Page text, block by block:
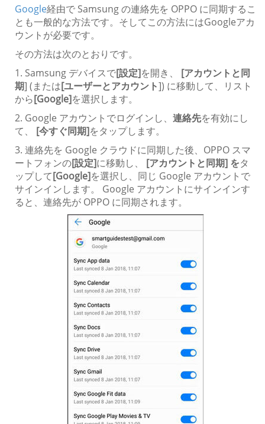
Google経由で Samsung の連絡先を OPPO に同期するこ
とも一般的な方法です。そしてこの方法にはGoogleアカ
ウントが必要です。
その方法は次のとおりです。
1. Samsung デバイスで[設定]を開き、 [アカウントと同
期] (または[ユーザーとアカウント]) に移動して、リスト
から[Google]を選択します。
2. Google アカウントでログインし、 連絡先を有効にし
て、 [今すぐ同期]をタップします。
3. 連絡先を Google クラウドに同期した後、OPPO スマ
ートフォンの[設定]に移動し、 [アカウントと同期] をタ
ップして[Google]を選択し、同じ Google アカウントで
サインインします。 Google アカウントにサインインす
ると、連絡先が OPPO に同期されます。